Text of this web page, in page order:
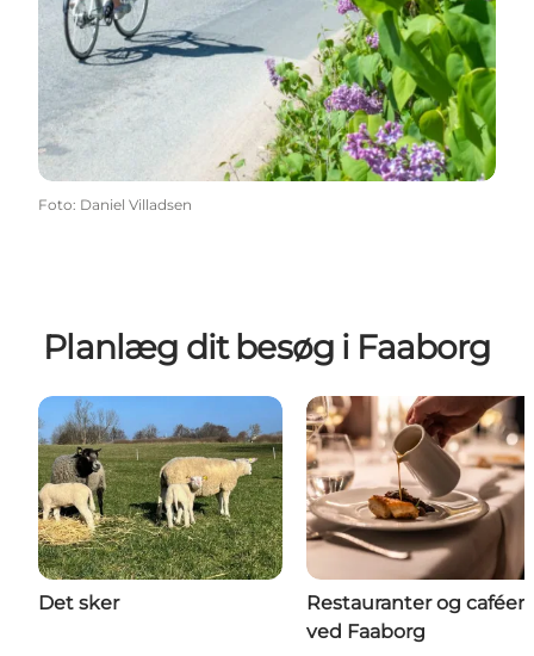
Foto: Daniel Villadsen
Planlæg dit besøg i Faaborg
Det sker
Restauranter og caféer
ved Faaborg